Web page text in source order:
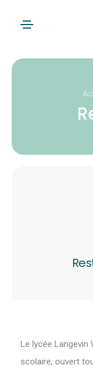
Le lycée Langevin
scolaire, ouvert